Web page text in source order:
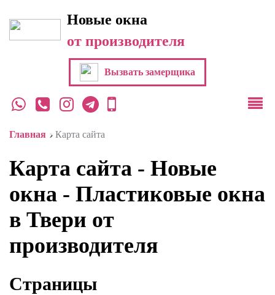
Новые окна
от производителя
Вызвать замерщика
Главная › Карта сайта
Карта сайта - Новые
окна - Пластиковые окна
в Твери от
производителя
Страницы